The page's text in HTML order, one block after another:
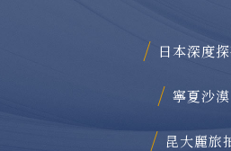
日本深度
寧夏沙漠
昆大麗旅